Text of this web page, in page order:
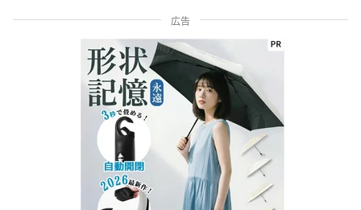
広告